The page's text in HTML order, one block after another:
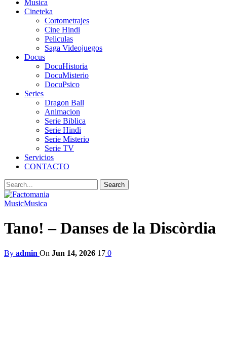
Musica
Cineteka
Cortometrajes
Cine Hindi
Peliculas
Saga Videojuegos
Docus
DocuHistoria
DocuMisterio
DocuPsico
Series
Dragon Ball
Animacion
Serie Biblica
Serie Hindi
Serie Misterio
Serie TV
Servicios
CONTACTO
MusicMusica
Tano! – Danses de la Discòrdia
By admin On Jun 14, 2026 17 0